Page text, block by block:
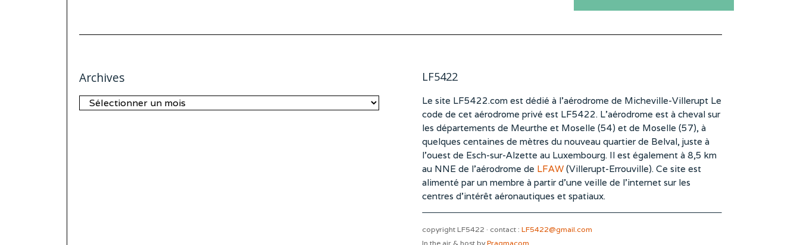
Archives
Archives
LF5422
Le site LF5422.com est dédié à l’aérodrome de Micheville-Villerupt Le
code de cet aérodrome privé est LF5422. L’aérodrome est à cheval sur
les départements de Meurthe et Moselle (54) et de Moselle (57), à
quelques centaines de mètres du nouveau quartier de Belval, juste à
l’ouest de Esch-sur-Alzette au Luxembourg. Il est également à 8,5 km
au NNE de l’aérodrome de LFAW(Villerupt-Errouville). Ce site est
alimenté par un membre à partir d’une veille de l’internet sur les
centres d’intérêt aéronautiques et spatiaux.
copyright LF5422 · contact : LF5422@gmail.com
In the air & host byPragmacom